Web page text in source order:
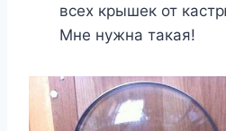
всех крышек от
Мне нужна такая!